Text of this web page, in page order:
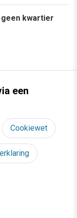
kwartier
een
Cookiewet